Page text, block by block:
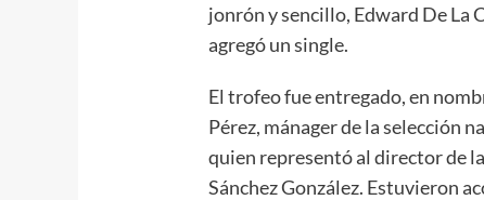
jonrón y sencillo, Edward De La
agregó un single.
El trofeo fue entregado, en
Pérez, mánager de la selección
quien representó al director de
Sánchez González. Estuvieron